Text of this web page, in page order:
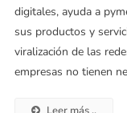
digitales, ayuda a
sus productos y
viralización de las
empresas no tienen